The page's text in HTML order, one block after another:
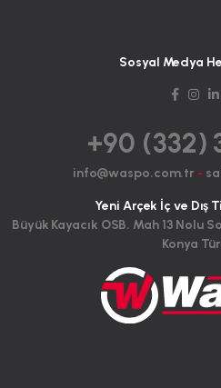
Sosyal Medya
+90 (332)
info@waspo.com.tr -
Yeni Arçek İç ve Dış
Büyük Kayacık OSB. Mah 13 Nolu
Konya